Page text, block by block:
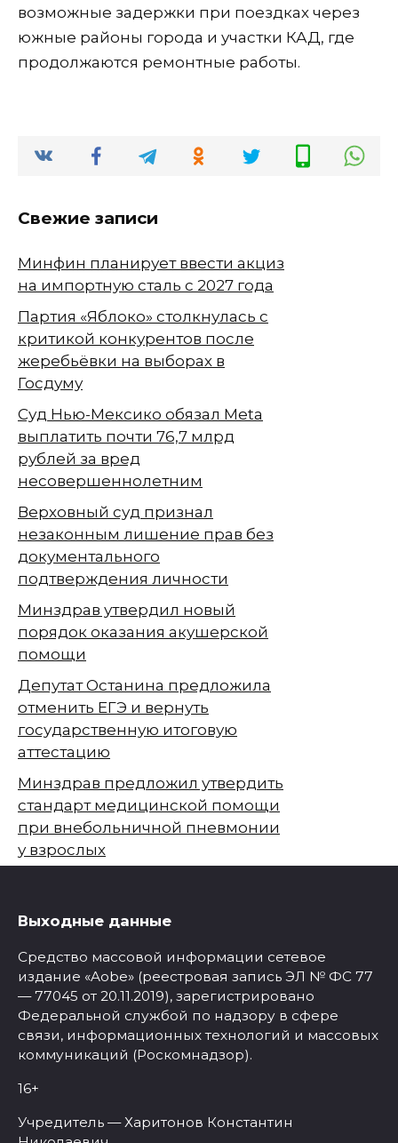
возможные задержки при поездках через
южные районы города и участки КАД, где
продолжаются ремонтные работы.
Свежие записи
Минфин планирует ввести акциз
на импортную сталь с 2027 года
Партия «Яблоко» столкнулась с
критикой конкурентов после
жеребьёвки на выборах в
Госдуму
Суд Нью-Мексико обязал Meta
выплатить почти 76,7 млрд
рублей за вред
несовершеннолетним
Верховный суд признал
незаконным лишение прав без
документального
подтверждения личности
Минздрав утвердил новый
порядок оказания акушерской
помощи
Депутат Останина предложила
отменить ЕГЭ и вернуть
государственную итоговую
аттестацию
Минздрав предложил утвердить
стандарт медицинской помощи
при внебольничной пневмонии
у взрослых
Выходные данные
Средство массовой информации сетевое
издание «Aobe» (реестровая запись ЭЛ № ФС 77
— 77045 от 20.11.2019), зарегистрировано
Федеральной службой по надзору в сфере
связи, информационных технологий и массовых
коммуникаций (Роскомнадзор).
16+
Учредитель — Харитонов Константин